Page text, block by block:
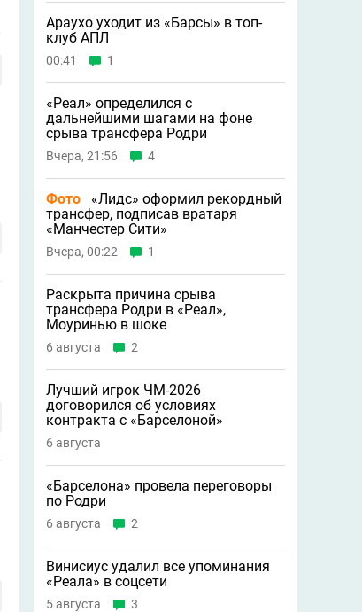
Араухо уходит из «Барсы» в топ-
клуб АПЛ
00:41 1
«Реал» определился с
дальнейшими шагами на фоне
срыва трансфера Родри
Вчера, 21:56 4
Фото
«Лидс» оформил рекордный
трансфер, подписав вратаря
«Манчестер Сити»
Вчера, 00:22 1
Раскрыта причина срыва
трансфера Родри в «Реал»,
Моуринью в шоке
6 августа 2
Лучший игрок ЧМ-2026
договорился об условиях
контракта с «Барселоной»
6 августа
«Барселона» провела переговоры
по Родри
6 августа 2
Винисиус удалил все упоминания
«Реала» в соцсети
5 августа 3